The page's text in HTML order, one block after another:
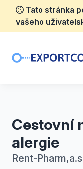
Tato stránka
vašeho
Cestovní
alergie
Rent-